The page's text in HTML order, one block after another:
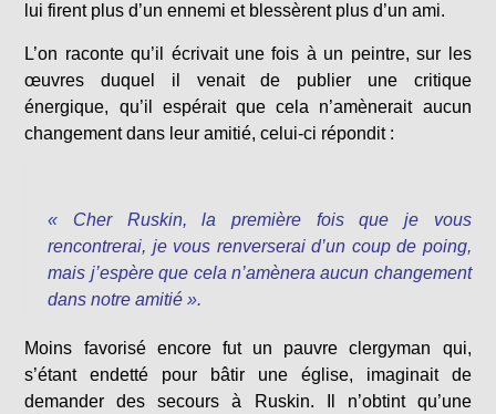
lui firent plus d’un ennemi et blessèrent plus d’un ami.
L’on raconte qu’il écrivait une fois à un peintre, sur les
œuvres duquel il venait de publier une critique
énergique, qu’il espérait que cela n’amènerait aucun
changement dans leur amitié, celui-ci répondit :
« Cher Ruskin, la première fois que je vous
rencontrerai, je vous renverserai d’un coup de poing,
mais j’espère que cela n’amènera aucun changement
dans notre amitié ».
Moins favorisé encore fut un pauvre clergyman qui,
s’étant endetté pour bâtir une église, imaginait de
demander des secours à Ruskin. Il n’obtint qu’une